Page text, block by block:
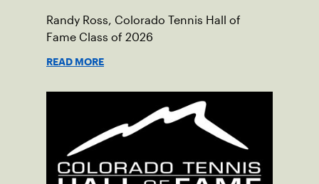
Randy Ross, Colorado Tennis Hall of
Fame Class of 2026
READ MORE